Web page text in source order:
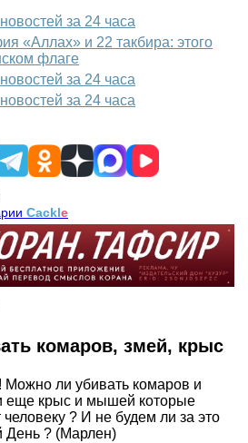
за 24 часа
«Аллах» и 22 такбира: этого
флаге
за 24 часа
за 24 часа
Cackle
комаров, змей, крыс
ли убивать комаров и
еще крыс и мышей которые
? И не будем ли за это
? (Марлен)